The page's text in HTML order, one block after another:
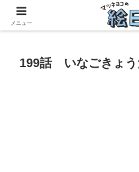
滋賀に移住した50代元主婦
199話 いなごきょう
メニュー